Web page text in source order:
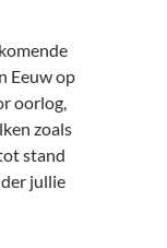
Eeuw op
oorlog,
zoals
stand
jullie